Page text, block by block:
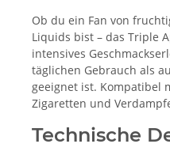
Ob du ein Fan von
Liquids bist – das Triple
intensives
täglichen Gebrauch als
geeignet ist. Kompatibel
Zigaretten und
Technische